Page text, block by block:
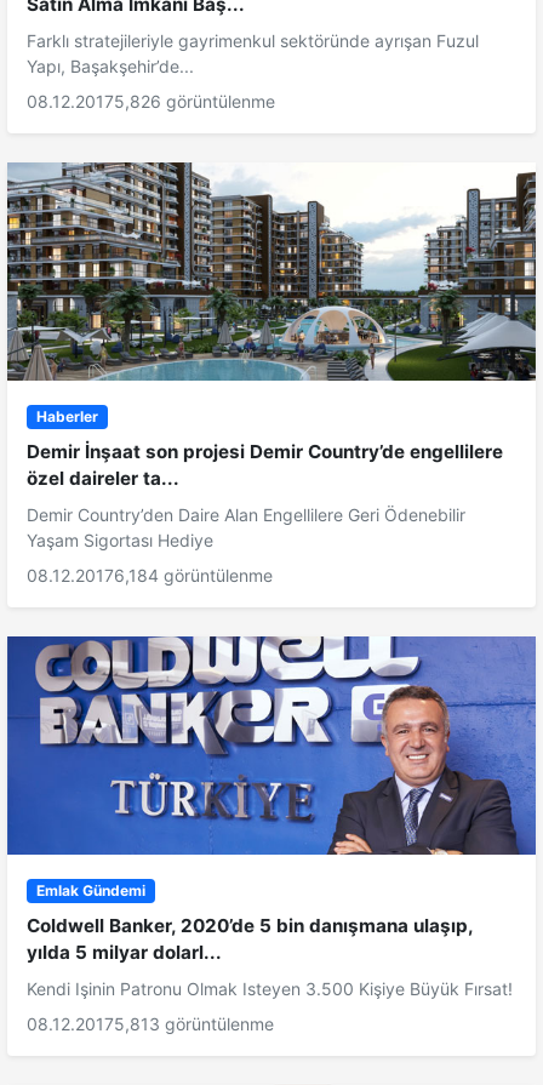
Farklı stratejileriyle gayrimenkul sektöründe ayrışan Fuzul
Yapı, Başakşehir’de...
08.12.20175,826 görüntülenme
Haberler
Demir İnşaat son projesi Demir Country’de engellilere
özel daireler ta...
Demir Country’den Daire Alan Engellilere Geri Ödenebilir
Yaşam Sigortası Hediye
08.12.20176,184 görüntülenme
Emlak Gündemi
Coldwell Banker, 2020’de 5 bin danışmana ulaşıp,
yılda 5 milyar dolarl...
Kendi Işinin Patronu Olmak Isteyen 3.500 Kişiye Büyük Fırsat!
08.12.20175,813 görüntülenme